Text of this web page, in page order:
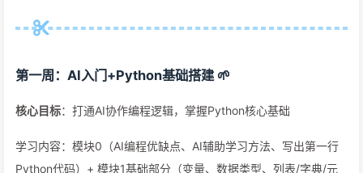
第一周：AI入门+Python基础搭建 🌱
核心目标：打通AI协作编程逻辑，掌握Python核心基础
学习内容：模块0（AI编程优缺点、AI辅助学习方法、写出第一行
Python代码）+ 模块1基础部分（变量、数据类型、列表/字典/元